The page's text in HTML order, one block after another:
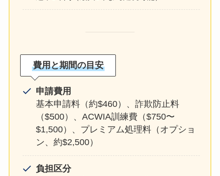
費用と期間の目安
申請費用
基本申請料（約$460）、詐欺防止料
（$500）、ACWIA訓練費（$750〜
$1,500）、プレミアム処理料（オプショ
ン、約$2,500）
負担区分